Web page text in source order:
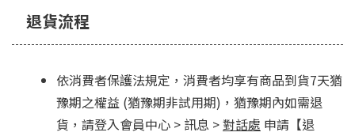
退貨流程
依消費者保護法規定，消費者均享有商品到貨7天猶
豫期之權益 (猶豫期非試用期)，猶豫期內如需退
貨，請登入會員中心 > 訊息 >對話處 申請【退